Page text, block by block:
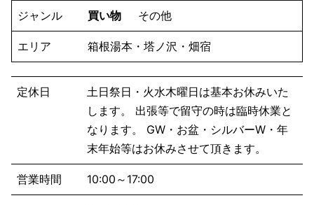
ジャンル 買い物 その他
エリア 箱根湯本・塔ノ沢・畑宿
定休日
土日祭日・火水木曜日は基本お休みいた
します。 出張等で留守の時は臨時休業と
なります。 GW・お盆・シルバーW・年
末年始等はお休みさせて頂きます。
営業時間 10:00～17:00